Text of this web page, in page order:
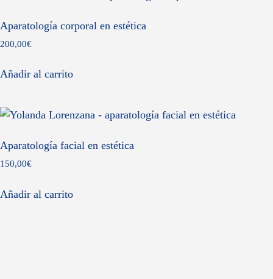
Aparatología corporal en estética
200,00€
Añadir al carrito
Aparatología facial en estética
150,00€
Añadir al carrito